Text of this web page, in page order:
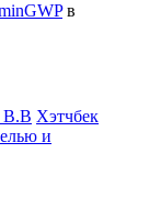
в
В.В Хэтчбек
и